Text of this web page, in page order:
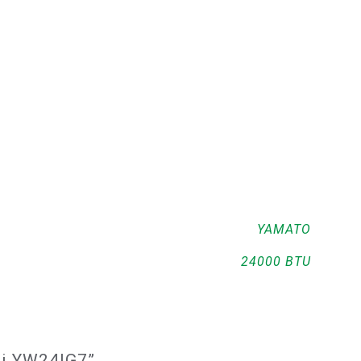
YAMATO
24000 BTU